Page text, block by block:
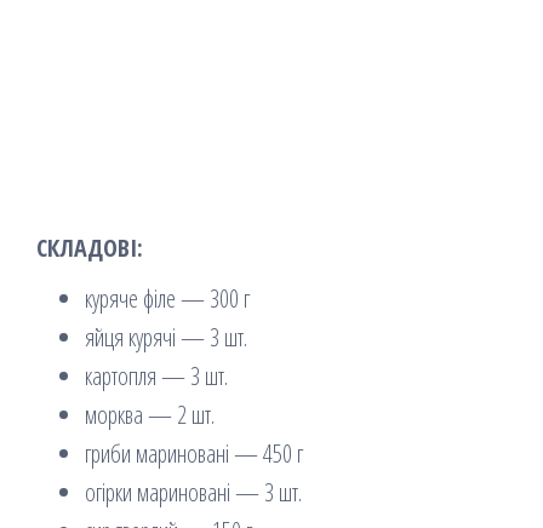
СКЛАДОВІ:
куряче філе — 300 г
яйця курячі — 3 шт.
картопля — 3 шт.
морква — 2 шт.
гриби мариновані — 450 г
огірки мариновані — 3 шт.